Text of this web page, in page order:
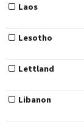
Laos
Lesotho
Lettland
Libanon